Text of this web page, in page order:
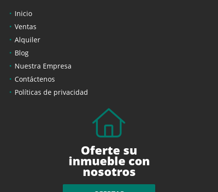
Inicio
Ventas
Alquiler
Blog
Nuestra Empresa
Contáctenos
Políticas de privacidad
Oferte su
inmueble con
nosotros